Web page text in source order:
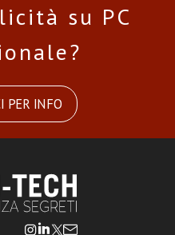
su PC
PER INFO